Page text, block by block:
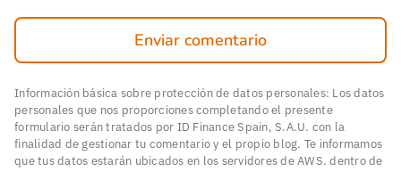
Enviar comentario
Información básica sobre protección de datos personales: Los datos
personales que nos proporciones completando el presente
formulario serán tratados por ID Finance Spain, S.A.U. con la
finalidad de gestionar tu comentario y el propio blog. Te informamos
que tus datos estarán ubicados en los servidores de AWS. dentro de